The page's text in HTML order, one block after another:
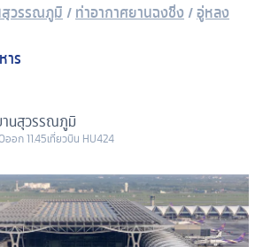
สุวรรณภูมิ /ท่าอากาศยานฉงชิ่ง/อู่หลง
าร
านสุวรรณภูมิ
ออก11.45เที่ยวบิน HU424